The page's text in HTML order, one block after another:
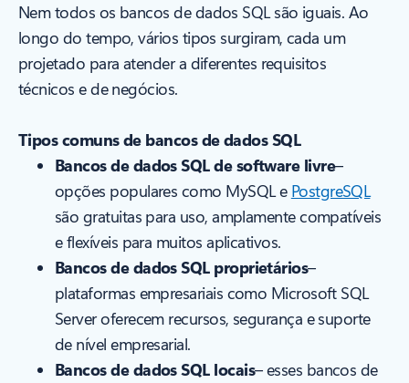
Nem todos os bancos de dados SQL são iguais. Ao
longo do tempo, vários tipos surgiram, cada um
projetado para atender a diferentes requisitos
técnicos e de negócios.
Tipos comuns de bancos de dados SQL
Bancos de dados SQL de software livre–
opções populares como MySQL e PostgreSQL
são gratuitas para uso, amplamente compatíveis
e flexíveis para muitos aplicativos.
Bancos de dados SQL proprietários–
plataformas empresariais como Microsoft SQL
Server oferecem recursos, segurança e suporte
de nível empresarial.
Bancos de dados SQL locais– esses bancos de